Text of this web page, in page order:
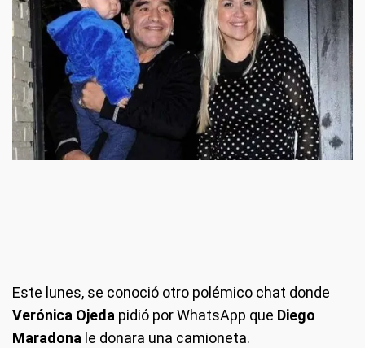
Este lunes, se conoció otro polémico chat donde
Verónica Ojeda pidió por WhatsApp que Diego
Maradona le donara una camioneta.